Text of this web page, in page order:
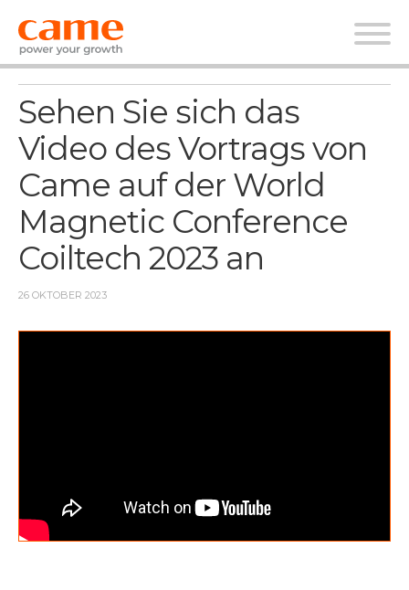
Nachrichten
Sehen Sie sich das
Video des Vortrags von
Came auf der World
Magnetic Conference
Coiltech 2023 an
26 OKTOBER 2023